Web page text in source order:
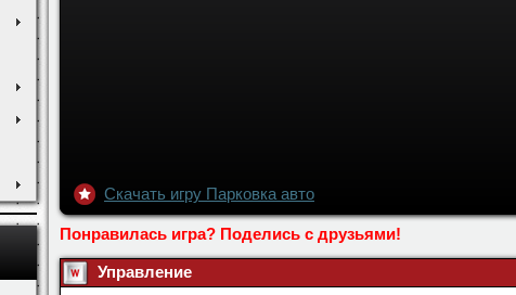
Скачать игру Парковка авто
Понравилась игра? Поделись с друзьями!
Управление